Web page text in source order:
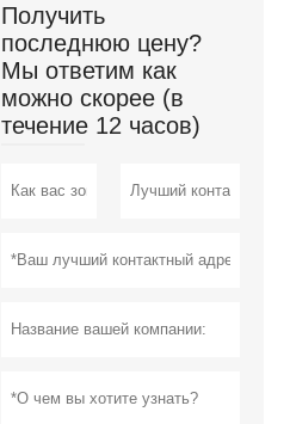
Получить
последнюю цену?
Мы ответим как
можно скорее (в
течение 12 часов)